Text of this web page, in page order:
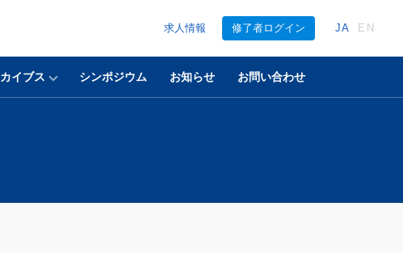
求人情報 修了者ログイン JA EN
イブス シンポジウム お知らせ お問い合わせ